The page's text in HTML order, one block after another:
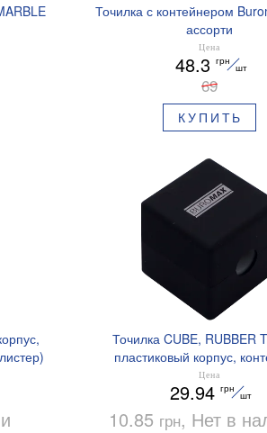
Точилка с контейнером
ассорти
Цена
48.3 грн
шт
69
КУПИТЬ
Точилка CUBE, RUBBER
пластиковый корпус,
BUROMAX BM.4757
Цена
29.94 грн
шт
10.85 грн, Нет в